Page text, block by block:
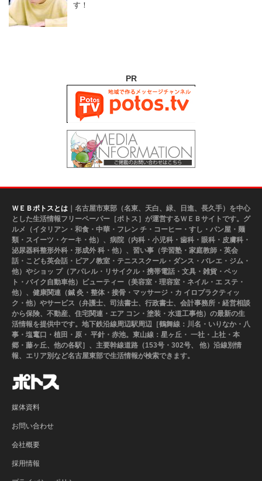
す！
PR
ＷＥＢポトスとは ｜名古屋市東部（名東、天白、緑、日進、長久手）を中心
とした生活情報フリーペーパー［ポトス］が運営するＷＥＢサイトです。グ
ルメ（イタリアン・和食・中華・フレン チ・コーヒー・すし・パン屋・麺
類・スイーツ・ケーキ・他）、病院（内科・小児科・歯科・眼科・皮膚科・
泌尿器科整形外科・形成外 科・他）、習い事（学習塾・家庭教師・英会
話・こども英会話・ピアノ教室・テニススクール・ダンス・バレエ・ジム・
他）やショッ プ（アパレル・リサイクル・携帯電話・文具・雑貨・ペッ
ト・バイク自動車他）ビューティー（美容室・理容室・ネイル・エ ステ・
他）、健康関連（鍼 灸・整体・接骨・マッサージ・カ イロプラクティッ
ク・他）やサービス（弁護士、司法書士、行政書士、会計事務所・経営相談
から保険、不動産、住宅関連・エア コン・塗装・水道工事他）の最新の生
活情報を提供中です。地下鉄沿線周辺駅周辺［鶴舞線：川名・いりなか・八
事・塩竃口・植田・原・ 平針・赤池。東山線：星ヶ丘・ 一社・上社・本
郷・藤ヶ丘、他の各駅］、主要幹線道路（153号・302号、 他）沿線別情
報、エリア別など名古屋東部で生活情報が検索できます。
媒体資料
お問い合わせ
会社概要
採用情報